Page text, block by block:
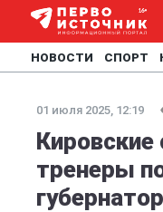
НОВОСТИ СПОРТ
01 июля 2025, 12:19
тренеры